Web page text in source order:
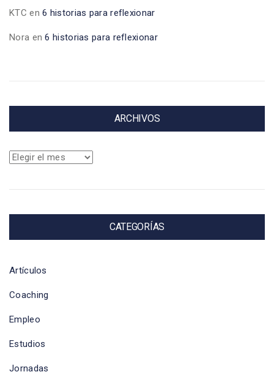
KTC en6 historias para reflexionar
Nora en6 historias para reflexionar
ARCHIVOS
Archivos
CATEGORÍAS
Artículos
Coaching
Empleo
Estudios
Jornadas